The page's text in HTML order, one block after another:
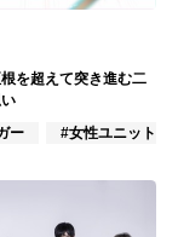
を超えて突き進む二
ー
#女性ユニット